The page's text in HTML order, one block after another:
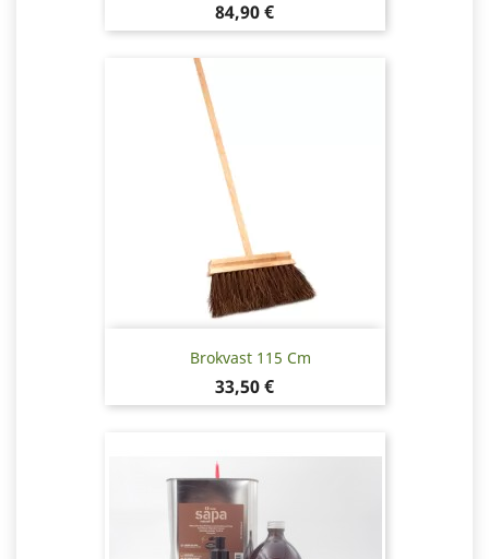
Pris
84,90 €
Brokvast 115 Cm
Pris
33,50 €